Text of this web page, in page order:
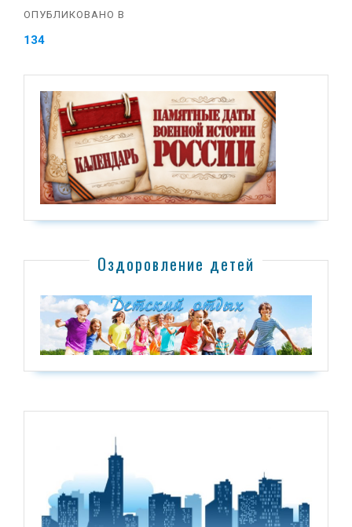
ОПУБЛИКОВАНО В
134
Оздоровление детей